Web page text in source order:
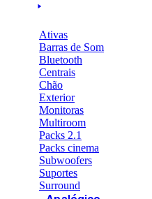
Ativas
Barras de Som
Bluetooth
Centrais
Chão
Exterior
Monitoras
Multiroom
Packs 2.1
Packs cinema
Subwoofers
Suportes
Surround